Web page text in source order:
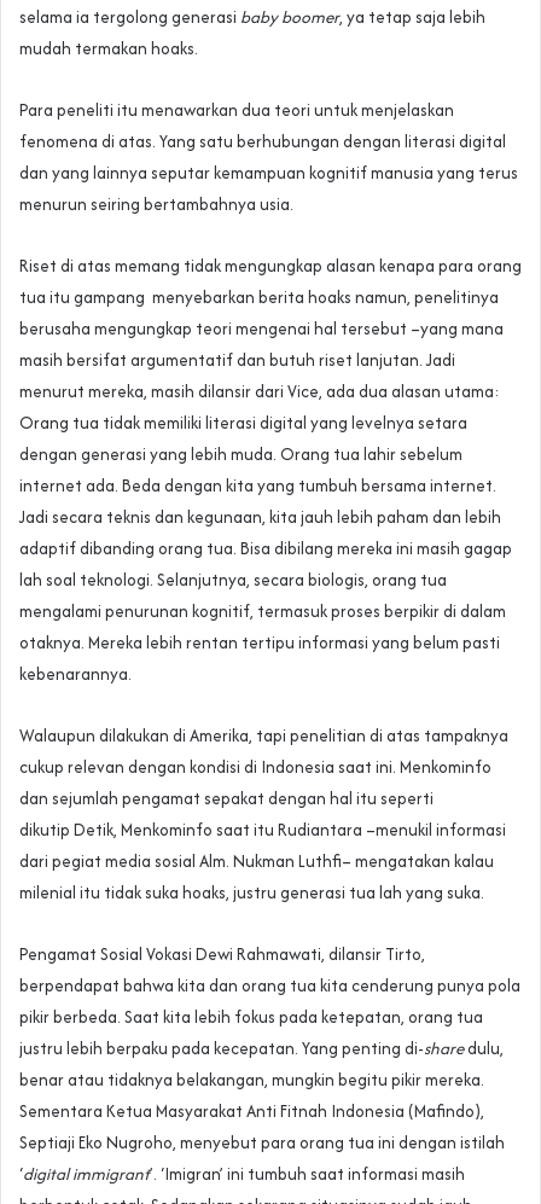
selama ia tergolong generasi baby boomer, ya tetap saja lebih
mudah termakan hoaks.
Para peneliti itu menawarkan dua teori untuk menjelaskan
fenomena di atas. Yang satu berhubungan dengan literasi digital
dan yang lainnya seputar kemampuan kognitif manusia yang terus
menurun seiring bertambahnya usia.
Riset di atas memang tidak mengungkap alasan kenapa para orang
tua itu gampang menyebarkan berita hoaks namun, penelitinya
berusaha mengungkap teori mengenai hal tersebut –yang mana
masih bersifat argumentatif dan butuh riset lanjutan. Jadi
menurut mereka, masih dilansir dari Vice, ada dua alasan utama:
Orang tua tidak memiliki literasi digital yang levelnya setara
dengan generasi yang lebih muda. Orang tua lahir sebelum
internet ada. Beda dengan kita yang tumbuh bersama internet.
Jadi secara teknis dan kegunaan, kita jauh lebih paham dan lebih
adaptif dibanding orang tua. Bisa dibilang mereka ini masih gagap
lah soal teknologi. Selanjutnya, secara biologis, orang tua
mengalami penurunan kognitif, termasuk proses berpikir di dalam
otaknya. Mereka lebih rentan tertipu informasi yang belum pasti
kebenarannya.
Walaupun dilakukan di Amerika, tapi penelitian di atas tampaknya
cukup relevan dengan kondisi di Indonesia saat ini. Menkominfo
dan sejumlah pengamat sepakat dengan hal itu seperti
dikutip Detik, Menkominfo saat itu Rudiantara –menukil informasi
dari pegiat media sosial Alm. Nukman Luthfi– mengatakan kalau
milenial itu tidak suka hoaks, justru generasi tua lah yang suka.
Pengamat Sosial Vokasi Dewi Rahmawati, dilansir Tirto,
berpendapat bahwa kita dan orang tua kita cenderung punya pola
pikir berbeda. Saat kita lebih fokus pada ketepatan, orang tua
justru lebih berpaku pada kecepatan. Yang penting di-sharedulu,
benar atau tidaknya belakangan, mungkin begitu pikir mereka.
Sementara Ketua Masyarakat Anti Fitnah Indonesia (Mafindo),
Septiaji Eko Nugroho, menyebut para orang tua ini dengan istilah
‘digital immigrant’. ‘Imigran’ ini tumbuh saat informasi masih